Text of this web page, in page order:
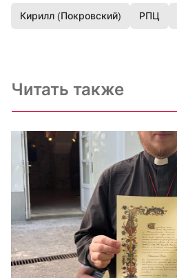
Кирилл (Покровский) РПЦ
Читать также